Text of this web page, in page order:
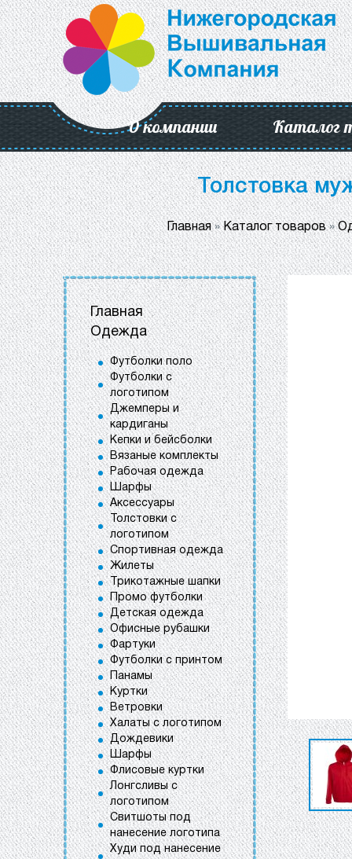
О компании Каталог
Толстовка
Главная»Каталог товаров»
Главная
Одежда
Футболки поло
Футболки с
логотипом
Джемперы и
кардиганы
Кепки и бейсболки
Вязаные комплекты
Рабочая одежда
Шарфы
Аксессуары
Толстовки с
логотипом
Спортивная одежда
Жилеты
Трикотажные шапки
Промо футболки
Детская одежда
Офисные рубашки
Фартуки
Футболки с принтом
Панамы
Куртки
Ветровки
Халаты с логотипом
Дождевики
Шарфы
Флисовые куртки
Лонгсливы с
логотипом
Свитшоты под
нанесение логотипа
Худи под нанесение